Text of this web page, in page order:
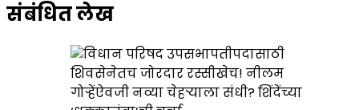
संबंधित लेख